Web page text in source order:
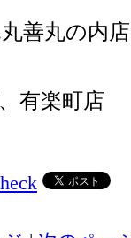
善丸の内
有楽町店